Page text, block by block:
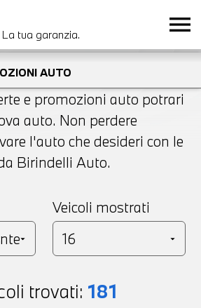
tua garanzia. menu
AUTO
e promozioni auto potrari
auto. Non perdere
l'auto che desideri con le
Birindelli Auto.
Veicoli mostrati
trovati: 181